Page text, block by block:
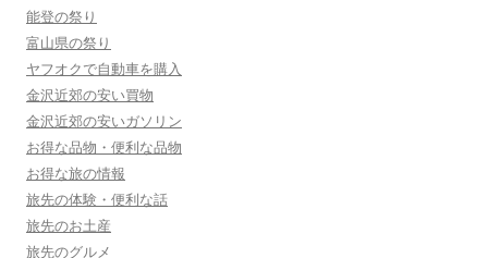
能登の祭り
富山県の祭り
ヤフオクで自動車を購入
金沢近郊の安い買物
金沢近郊の安いガソリン
お得な品物・便利な品物
お得な旅の情報
旅先の体験・便利な話
旅先のお土産
旅先のグルメ